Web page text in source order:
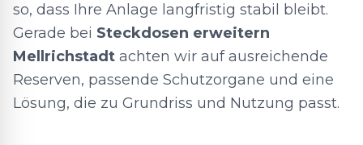
so, dass Ihre Anlage langfristig stabil bleibt.
Gerade bei Steckdosen erweitern
Mellrichstadt achten wir auf ausreichende
Reserven, passende Schutzorgane und eine
Lösung, die zu Grundriss und Nutzung passt.